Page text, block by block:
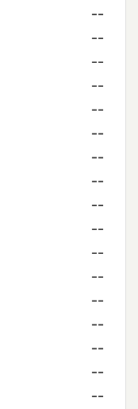
--
--
--
--
--
--
--
--
--
--
--
--
--
--
--
--
--